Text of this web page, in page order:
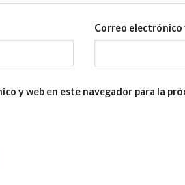
Correo electrónico
y web en este navegador para la